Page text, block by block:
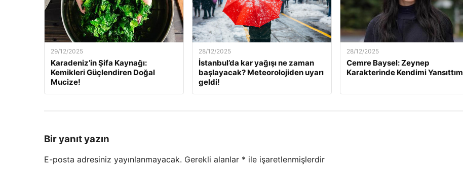
29/12/2025
Karadeniz’in Şifa Kaynağı:
Kemikleri Güçlendiren Doğal
Mucize!
28/12/2025
İstanbul’da kar yağışı ne zaman
başlayacak? Meteorolojiden uyarı
geldi!
28/12/2025
Cemre Baysel: Zeynep
Karakterinde Kendimi Yansıttım
Bir yanıt yazın
E-posta adresiniz yayınlanmayacak. Gerekli alanlar * ile işaretlenmişlerdir